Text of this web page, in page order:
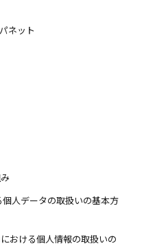
ネット
人データの取扱いの基本方
おける個人情報の取扱いの